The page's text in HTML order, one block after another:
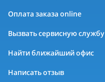
Оплата заказа online
Вызвать сервисную службу
Найти ближайший офис
Написать отзыв